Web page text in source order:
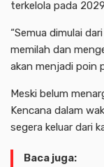
terkelola pada
“Semua dimulai
memilah dan
akan menjadi poin
Meski belum
Kencana dalam
segera keluar dari
Baca juga: